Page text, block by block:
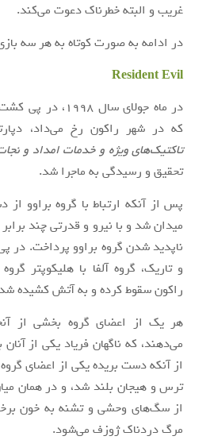
غریب و البته خطرناک دعوت می‌کند.
در ادامه به صورت کوتاه به هر سه
Resident Evil
در ماه جولای سال
که در شهر راکون رخ می‌داد،
تاکتیک‌های ویژه و خدمات امداد و
تحقیق و رسیدگی به ماجرا شد.
پس از آنکه ارتباط با گروه براوو
میدان شد و با نیرو و قدرتی چند
ناپدید شدن گروه براوو پرداخت. در
و تاریک، گروه آلفا با هلیکوپتر
راکون سقوط کرده و به آتش کشیده
هر یک از اعضای گروه بخشی از
می‌دهند، که ناگهان فریاد یکی از
از آنکه دست بریده یکی از اعضای گروه
ترس و هیجان بلند شد، و در همان
از سگ‌های وحشی و تشنه به خون
مرگ دردناک ژوزف می‌شود.